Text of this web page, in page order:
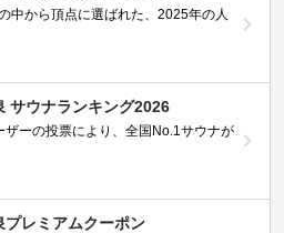
中から頂点に選ばれた、2025年の人
サウナランキング2026
ザーの投票により、全国No.1サウナが
プレミアムクーポン